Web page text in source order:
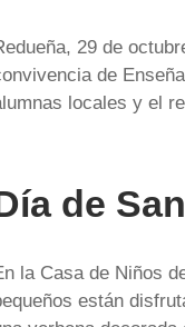
29 de
de
locales y el
de
la Casa de Niños
están